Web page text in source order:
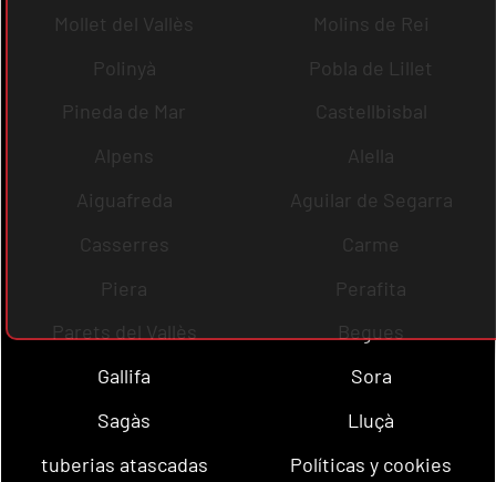
Mollet del Vallès
Molins de Rei
Polinyà
Pobla de Lillet
Pineda de Mar
Castellbisbal
Alpens
Alella
Aiguafreda
Aguilar de Segarra
Casserres
Carme
Piera
Perafita
Parets del Vallès
Begues
Gallifa
Sora
Sagàs
Lluçà
tuberias atascadas
Políticas y cookies